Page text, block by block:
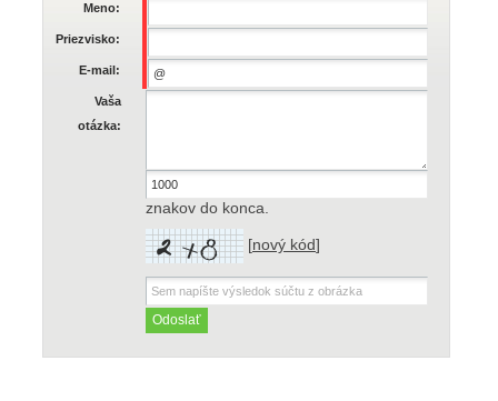
Meno:
Priezvisko:
E-mail:
Vaša
otázka:
znakov do konca.
[nový kód]